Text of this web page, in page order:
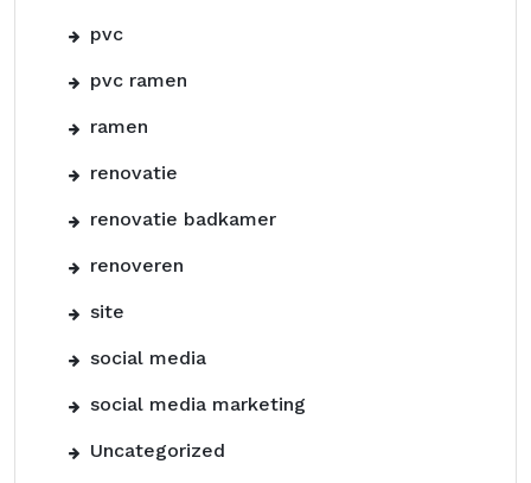
pvc
pvc ramen
ramen
renovatie
renovatie badkamer
renoveren
site
social media
social media marketing
Uncategorized